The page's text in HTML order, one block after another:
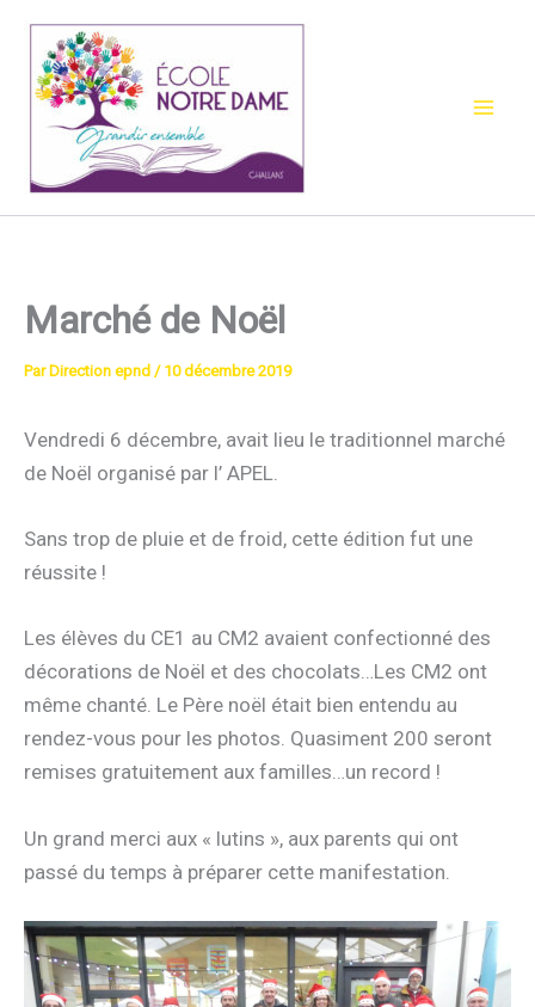
contenu
Marché de Noël
Par Direction epnd / 10 décembre 2019
Vendredi 6 décembre, avait lieu le traditionnel marché
de Noël organisé par l’ APEL.
Sans trop de pluie et de froid, cette édition fut une
réussite !
Les élèves du CE1 au CM2 avaient confectionné des
décorations de Noël et des chocolats…Les CM2 ont
même chanté. Le Père noël était bien entendu au
rendez-vous pour les photos. Quasiment 200 seront
remises gratuitement aux familles…un record !
Un grand merci aux « lutins », aux parents qui ont
passé du temps à préparer cette manifestation.